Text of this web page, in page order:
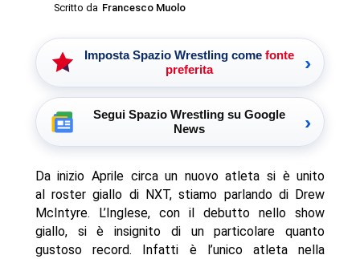
Scritto da Francesco Muolo
Imposta Spazio Wrestling come fonte
preferita
›
Segui Spazio Wrestling su Google
News
›
Da inizio Aprile circa un nuovo atleta si è unito
al roster giallo di NXT, stiamo parlando di Drew
McIntyre. L’Inglese, con il debutto nello show
giallo, si è insignito di un particolare quanto
gustoso record. Infatti è l’unico atleta nella